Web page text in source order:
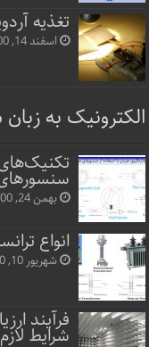
تغذیه
اسفند 14, 1400
الکترونیک به
تکنیک‌های
بهمن 24, 1400
انواع
شهریور 10, 1400
فرآیند
شرایط